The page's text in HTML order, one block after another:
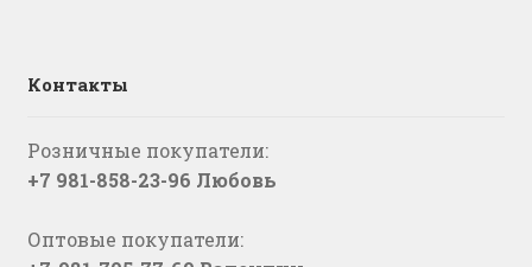
Контакты
Розничные покупатели:
+7 981-858-23-96 Любовь
Оптовые покупатели: